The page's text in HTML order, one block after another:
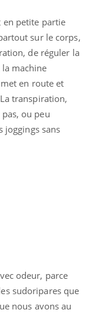
en petite partie
sur le corps,
de réguler la
machine
en route et
transpiration,
ou peu
joggings sans
odeur, parce
sudoripares que
nous avons au